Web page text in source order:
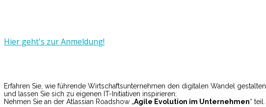
Hier geht's zur Anmeldung!
Erfahren Sie, wie führende Wirtschaftsunternehmen den digitalen Wandel gestalten
und lassen Sie sich zu eigenen IT-Initiativen inspirieren:
Nehmen Sie an der Atlassian Roadshow „Agile Evolution im Unternehmen“ teil.